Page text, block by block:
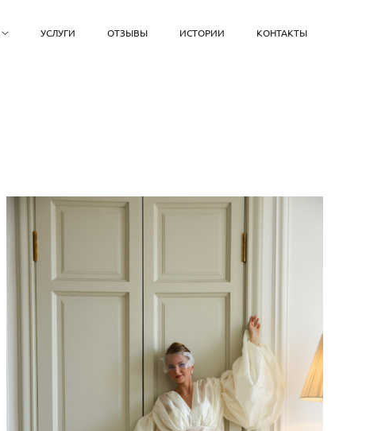
УСЛУГИ ОТЗЫВЫ ИСТОРИИ КОНТАКТЫ